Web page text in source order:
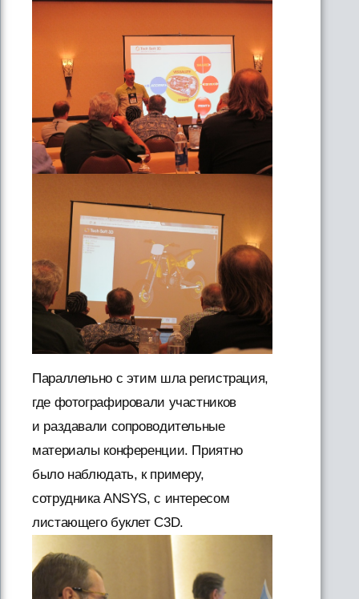
Параллельно с этим шла регистрация,
где фотографировали участников
и раздавали сопроводительные
материалы конференции. Приятно
было наблюдать, к примеру,
сотрудника ANSYS, с интересом
листающего буклет C3D.